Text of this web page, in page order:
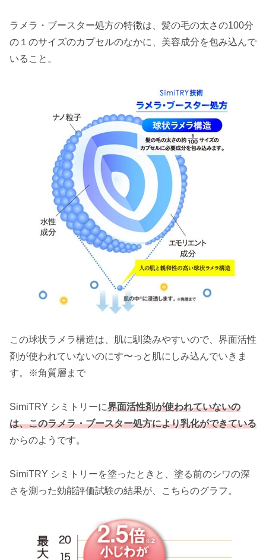
ラメラ・ブースター処方の特徴は、髪の毛の太さの100分
の１のサイズのカプセルのなかに、美容成分を包み込んで
いること。
この球状ラメラ構造は、肌に馴染みやすいので、界面活性
剤が使われていないのにす〜っと肌にしみ込んでいきま
す。※角質層まで
SimiTRY シミトリーに界面活性剤が使われていないの
は、このラメラ・ブースター処方により乳化ができている
からのようです。
SimiTRY シミトリーを塗ったときと、塗る前のシワの深
さを測った効能評価試験の結果が、こちらのグラフ。